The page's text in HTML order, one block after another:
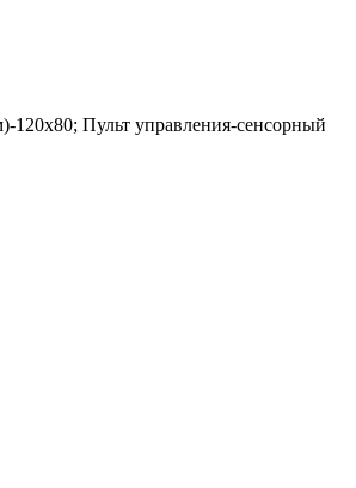
120x80; Пульт управления-сенсорный